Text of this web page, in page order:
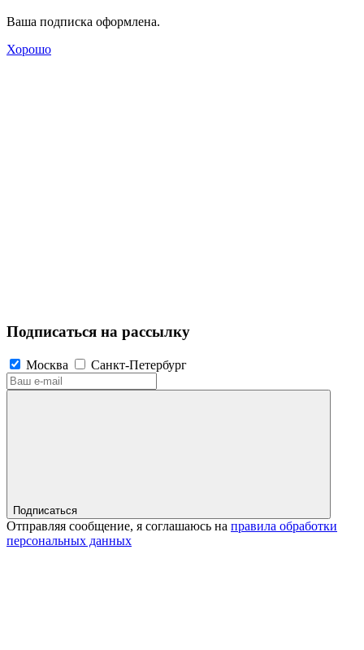
Ваша подписка оформлена.
Хорошо
Подписаться на рассылку
Москва Санкт-Петербург
Подписаться
Отправляя сообщение, я соглашаюсь на правила обработки
персональных данных